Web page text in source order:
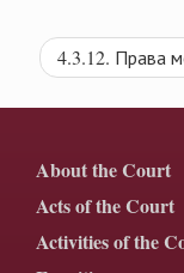
4.3.12. Права
About the Court
Acts of the Court
Activities of the